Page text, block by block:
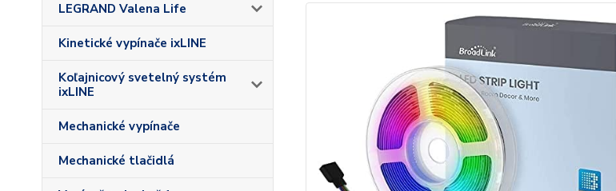
LEGRAND Valena Life
Kinetické vypínače ixLINE
Koľajnicový svetelný systém
ixLINE
Mechanické vypínače
Mechanické tlačidlá